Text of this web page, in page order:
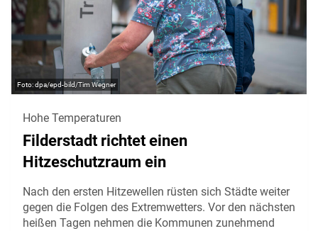
dpa/epd-bild/Tim Wegner
Hohe Temperaturen
Filderstadt richtet einen
Hitzeschutzraum ein
Nach den ersten Hitzewellen rüsten sich Städte weiter
gegen die Folgen des Extremwetters. Vor den nächsten
heißen Tagen nehmen die Kommunen zunehmend